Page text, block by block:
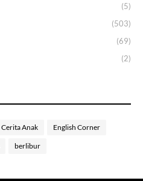
(5)
(503)
(69)
(2)
Cerita Anak English Corner
berlibur